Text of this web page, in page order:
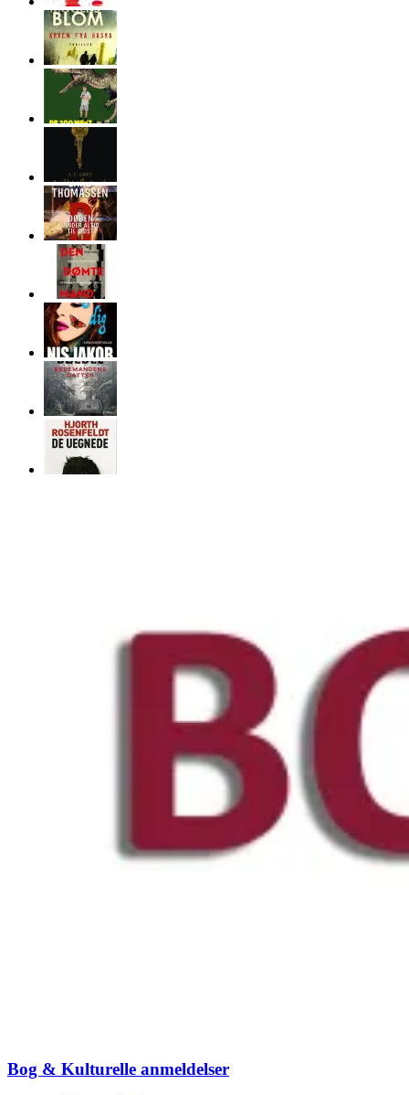
Bog & Kulturelle anmeldelser